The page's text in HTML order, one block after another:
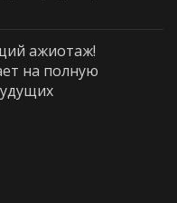
ажиотаж!
на полную